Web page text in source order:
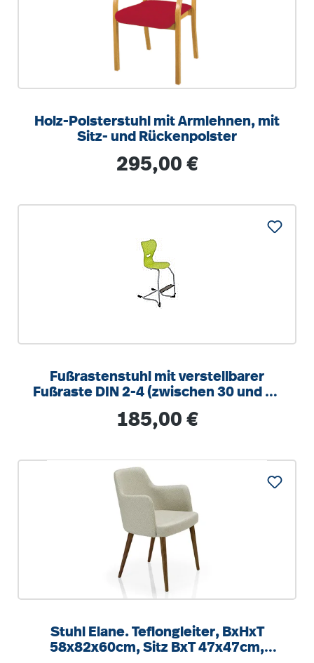
Holz-Polsterstuhl mit Armlehnen, mit
Sitz- und Rückenpolster
Regulärer Preis:
295,00 €
Fußrastenstuhl mit verstellbarer
Fußraste DIN 2-4 (zwischen 30 und 38
Regulärer Preis:
185,00 €
Stuhl Elane. Teflongleiter, BxHxT
58x82x60cm, Sitz BxT 47x47cm,